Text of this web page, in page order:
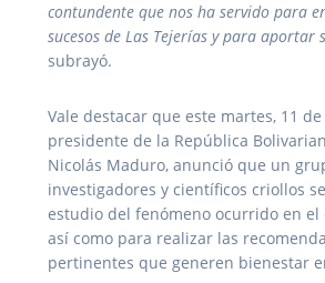
contundente que nos ha servido para
sucesos de Las Tejerías y para aportar
subrayó.
Vale destacar que este martes, 11
presidente de la República
Nicolás Maduro, anunció que un
investigadores y científicos criollos
estudio del fenómeno ocurrido en el
así como para realizar las
pertinentes que generen bienestar